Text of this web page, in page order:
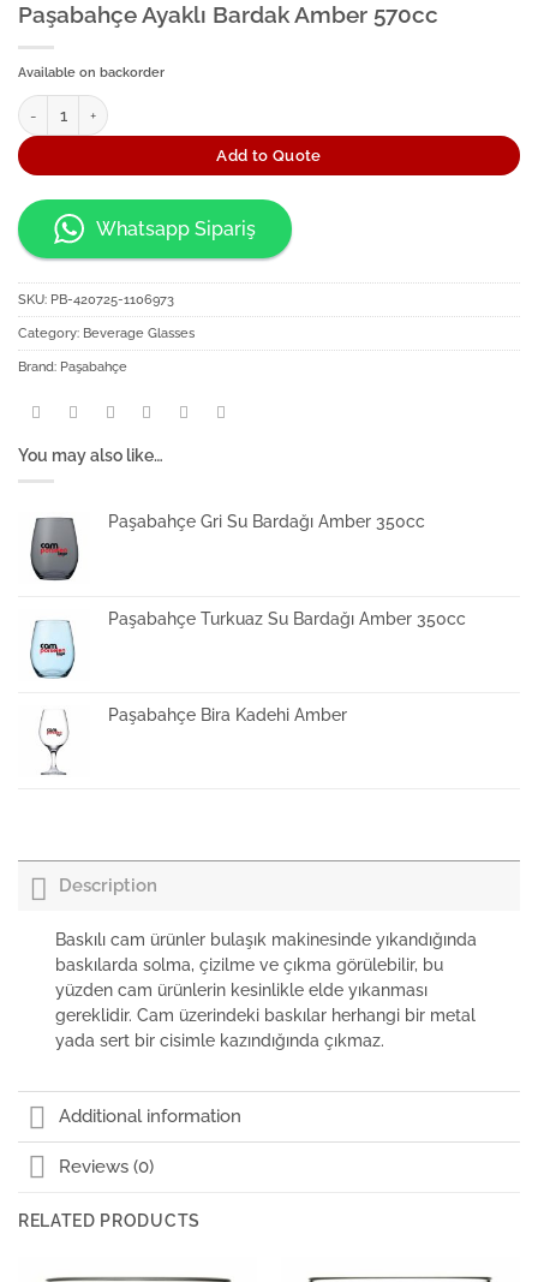
Paşabahçe Ayaklı Bardak Amber 570cc
Available on backorder
Paşabahçe Ayaklı Bardak Amber 570cc quantity
Add to Quote
Whatsapp Sipariş
SKU: PB-420725-1106973
Category: Beverage Glasses
Brand: Paşabahçe
You may also like…
Paşabahçe Gri Su Bardağı Amber 350cc
Paşabahçe Turkuaz Su Bardağı Amber 350cc
Paşabahçe Bira Kadehi Amber
0,00 +KDV
Paşabahçe Ayaklı Bardak Amber 460cc
Description
Baskılı cam ürünler bulaşık makinesinde yıkandığında
baskılarda solma, çizilme ve çıkma görülebilir, bu
yüzden cam ürünlerin kesinlikle elde yıkanması
gereklidir. Cam üzerindeki baskılar herhangi bir metal
yada sert bir cisimle kazındığında çıkmaz.
Additional information
Reviews (0)
RELATED PRODUCTS